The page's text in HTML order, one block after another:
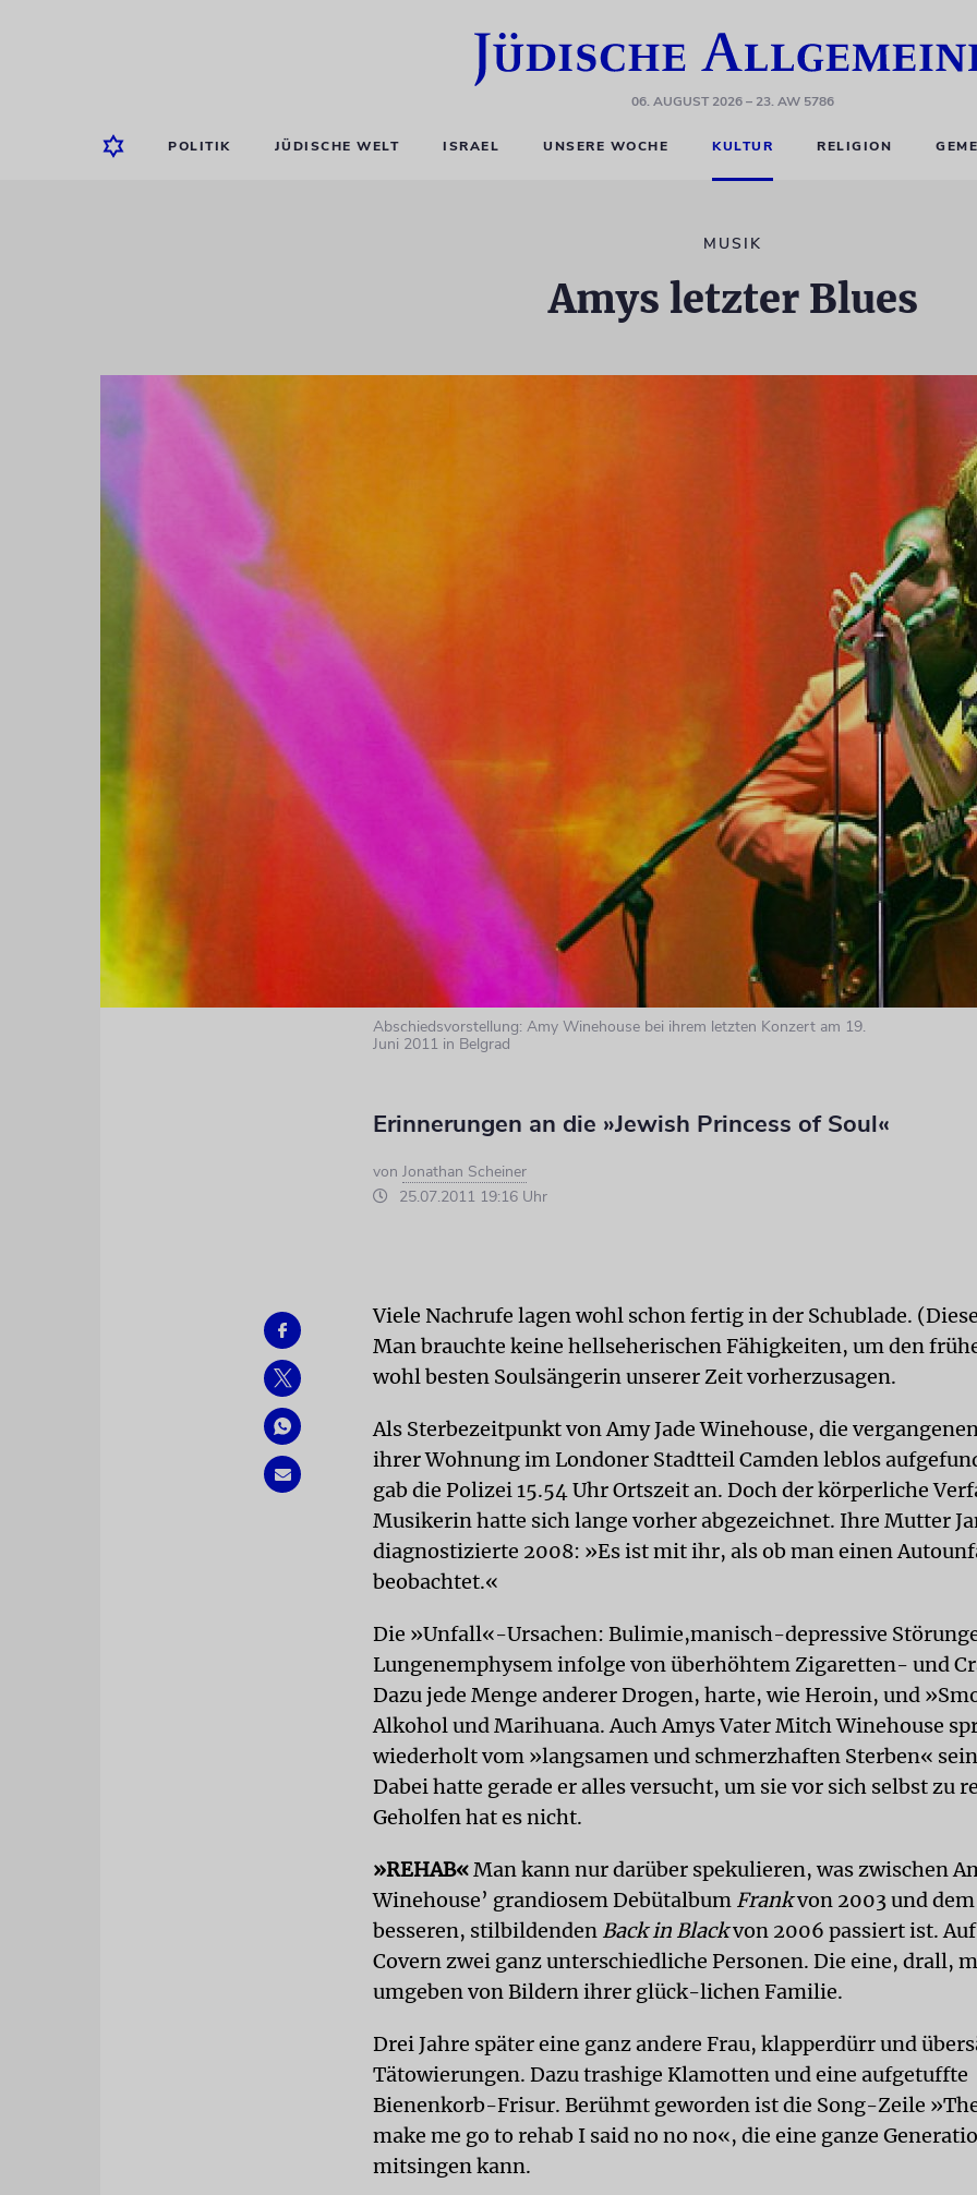
06. AUGUST 2026– 23. AW 5786
POLITIK JÜDISCHE WELT ISRAEL UNSERE WOCHE KULTUR RELIGION
MUSIK
Amys letzter Blues
Abschiedsvorstellung: Amy Winehouse bei ihrem letzten Konzert am 19.
Juni 2011 in Belgrad
Erinnerungen an die »Jewish Princess of Soul«
von Jonathan Scheiner
25.07.2011 19:16 Uhr
Viele Nachrufe lagen wohl schon fertig in der Schublade.
Man brauchte keine hellseherischen Fähigkeiten, um den
wohl besten Soulsängerin unserer Zeit vorherzusagen.
Als Sterbezeitpunkt von Amy Jade Winehouse, die
ihrer Wohnung im Londoner Stadtteil Camden leblos
gab die Polizei 15.54 Uhr Ortszeit an. Doch der körperliche
Musikerin hatte sich lange vorher abgezeichnet. Ihre Mutter
diagnostizierte 2008: »Es ist mit ihr, als ob man einen
beobachtet.«
Die »Unfall«-Ursachen: Bulimie,manisch-depressive
Lungenemphysem infolge von überhöhtem Zigaretten- und
Dazu jede Menge anderer Drogen, harte, wie Heroin, und
Alkohol und Marihuana. Auch Amys Vater Mitch Winehouse
wiederholt vom »langsamen und schmerzhaften Sterben«
Dabei hatte gerade er alles versucht, um sie vor sich selbst zu
Geholfen hat es nicht.
»REHAB«Man kann nur darüber spekulieren, was zwischen
Winehouse’ grandiosem Debütalbum Frankvon 2003 und
besseren, stilbildenden Back in Blackvon 2006 passiert ist.
Covern zwei ganz unterschiedliche Personen. Die eine, drall,
umgeben von Bildern ihrer glück-lichen Familie.
Drei Jahre später eine ganz andere Frau, klapperdürr und
Tätowierungen. Dazu trashige Klamotten und eine aufgetuffte
Bienenkorb-Frisur. Berühmt geworden ist die Song-Zeile
make me go to rehab I said no no no«, die eine ganze
mitsingen kann.